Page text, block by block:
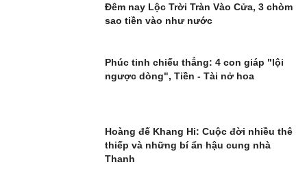
Đêm nay Lộc Trời Tràn Vào Cửa, 3 chòm
sao tiền vào như nước
Phúc tinh chiếu thẳng: 4 con giáp "lội
ngược dòng", Tiền - Tài nở hoa
Hoàng đế Khang Hi: Cuộc đời nhiều thê
thiếp và những bí ẩn hậu cung nhà
Thanh